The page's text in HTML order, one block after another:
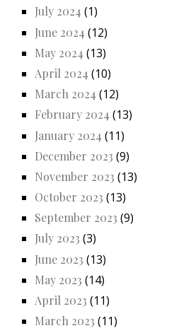
July 2024 (1)
June 2024 (12)
May 2024 (13)
April 2024 (10)
March 2024 (12)
February 2024 (13)
January 2024 (11)
December 2023 (9)
November 2023 (13)
October 2023 (13)
September 2023 (9)
July 2023 (3)
June 2023 (13)
May 2023 (14)
April 2023 (11)
March 2023 (11)